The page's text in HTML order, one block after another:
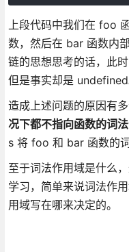
上段代码中我们在 foo
数，然后在 bar 函数内
链的思想思考的话，此
但是事实却是 undefined
造成上述问题的原因有
况下都不指向函数的词
s 将 foo 和 bar 函数的
至于词法作用域是什么
学习，简单来说词法作
用域写在哪来决定的。